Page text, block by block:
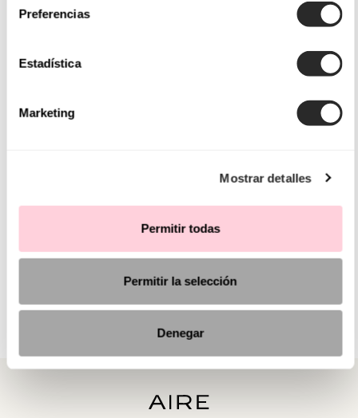
Preferencias
Estadística
Marketing
Mostrar detalles
Permitir todas
Permitir la selección
Denegar